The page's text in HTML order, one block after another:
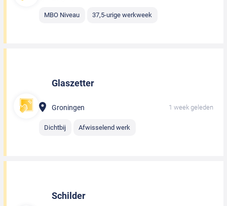
MBO Niveau 37,5-urige werkweek
Glaszetter
Groningen 1 week geleden
Dichtbij Afwisselend werk
Schilder